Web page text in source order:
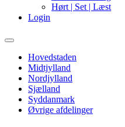
Hørt | Set | Læst
Login
Primary
Hovedstaden
Midtjylland
Nordjylland
Sjælland
Syddanmark
Øvrige afdelinger